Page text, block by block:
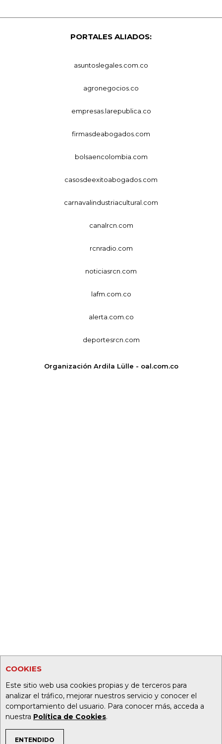
COOKIES
Este sitio web usa cookies propias y de terceros para
analizar el tráfico, mejorar nuestros servicio y conocer el
comportamiento del usuario. Para conocer más, acceda a
nuestra Política de Cookies.
ENTENDIDO
PORTALES ALIADOS:
asuntoslegales.com.co
agronegocios.co
empresas.larepublica.co
firmasdeabogados.com
bolsaencolombia.com
casosdeexitoabogados.com
carnavalindustriacultural.com
canalrcn.com
rcnradio.com
noticiasrcn.com
lafm.com.co
alerta.com.co
deportesrcn.com
Organización Ardila Lülle - oal.com.co